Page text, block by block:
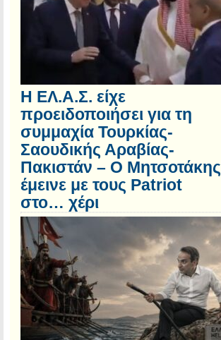
Η ΕΛ.Α.Σ. είχε
προειδοποιήσει για τη
συμμαχία Τουρκίας-
Σαουδικής Αραβίας-
Πακιστάν – Ο Μητσοτάκης
έμεινε με τους Patriot
στο… χέρι